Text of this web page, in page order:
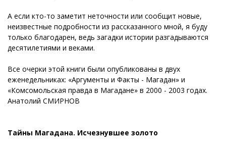
А если кто-то заметит неточности или сообщит новые,
неизвестные подробности из рассказанного мной, я буду
только благодарен, ведь загадки истории разгадываются
десятилетиями и веками.
Все очерки этой книги были опубликованы в двух
еженедельниках: «Аргументы и Факты - Магадан» и
«Комсомольская правда в Магадане» в 2000 - 2003 годах.
Анатолий СМИРНОВ
Тайны Магадана. Исчезнувшее золото